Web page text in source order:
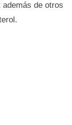
de otros